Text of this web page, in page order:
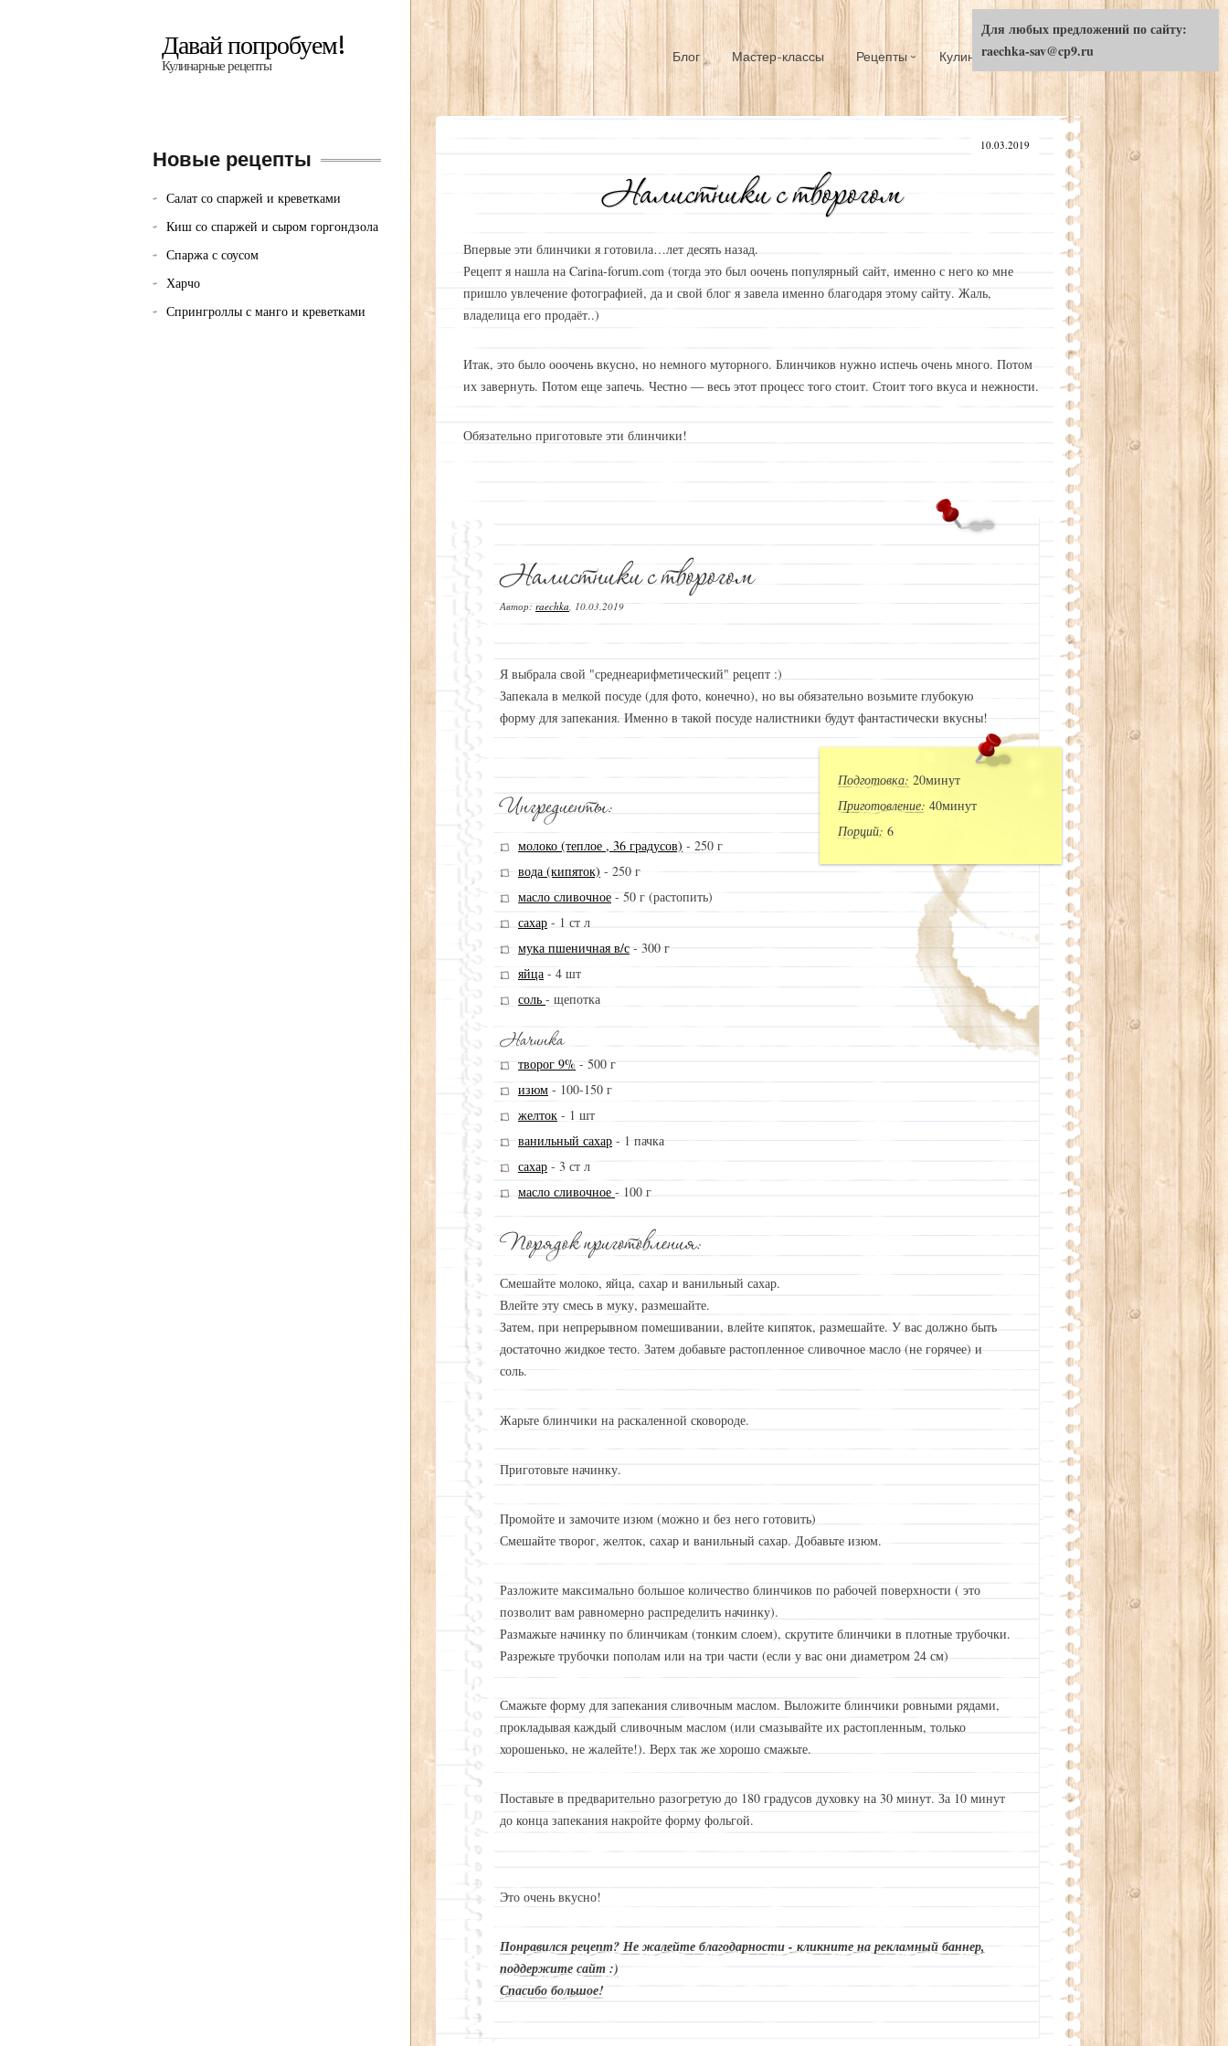
Давай попробуем!
Кулинарные рецепты
Блог Мастер-классы Рецепты Кулинарный ликбез
10.03.2019
Впервые эти блинчики я готовила…лет десять назад.
Рецепт я нашла на Carina-forum.com (тогда это был оочень популярный сайт, именно с него ко мне
пришло увлечение фотографией, да и свой блог я завела именно благодаря этому сайту. Жаль,
владелица его продаёт..)
Итак, это было ооочень вкусно, но немного муторного. Блинчиков нужно испечь очень много. Потом
их завернуть. Потом еще запечь. Честно — весь этот процесс того стоит. Стоит того вкуса и нежности.
Обязательно приготовьте эти блинчики!
Автор:raechka, 10.03.2019
Я выбрала свой "среднеарифметический" рецепт :)
Запекала в мелкой посуде (для фото, конечно), но вы обязательно возьмите глубокую
форму для запекания. Именно в такой посуде налистники будут фантастически вкусны!
Подготовка: 20минут
Приготовление: 40минут
Порций: 6
молоко (теплое , 36 градусов) - 250 г
вода (кипяток) - 250 г
масло сливочное - 50 г (растопить)
сахар - 1 ст л
мука пшеничная в/с-300 г
яйца -4 шт
соль - щепотка
творог 9% - 500 г
изюм - 100-150 г
желток - 1 шт
ванильный сахар - 1 пачка
сахар - 3 ст л
масло сливочное - 100 г
Смешайте молоко, яйца, сахар и ванильный сахар.
Влейте эту смесь в муку, размешайте.
Затем, при непрерывном помешивании, влейте кипяток, размешайте. У вас должно быть
достаточно жидкое тесто. Затем добавьте растопленное сливочное масло (не горячее) и
соль.
Жарьте блинчики на раскаленной сковороде.
Приготовьте начинку.
Промойте и замочите изюм (можно и без него готовить)
Смешайте творог, желток, сахар и ванильный сахар. Добавьте изюм.
Разложите максимально большое количество блинчиков по рабочей поверхности ( это
позволит вам равномерно распределить начинку).
Размажьте начинку по блинчикам (тонким слоем), скрутите блинчики в плотные трубочки.
Разрежьте трубочки пополам или на три части (если у вас они диаметром 24 см)
Смажьте форму для запекания сливочным маслом. Выложите блинчики ровными рядами,
прокладывая каждый сливочным маслом (или смазывайте их растопленным, только
хорошенько, не жалейте!). Верх так же хорошо смажьте.
Поставьте в предварительно разогретую до 180 градусов духовку на 30 минут. За 10 минут
до конца запекания накройте форму фольгой.
Это очень вкусно!
Понравился рецепт? Не жалейте благодарности - кликните на рекламный баннер,
поддержите сайт :)
Спасибо большое!
Новые рецепты
Салат со спаржей и креветками
Киш со спаржей и сыром горгондзола
Спаржа с соусом
Харчо
Спрингроллы с манго и креветками
Для любых предложений по сайту:
raechka-sav@cp9.ru